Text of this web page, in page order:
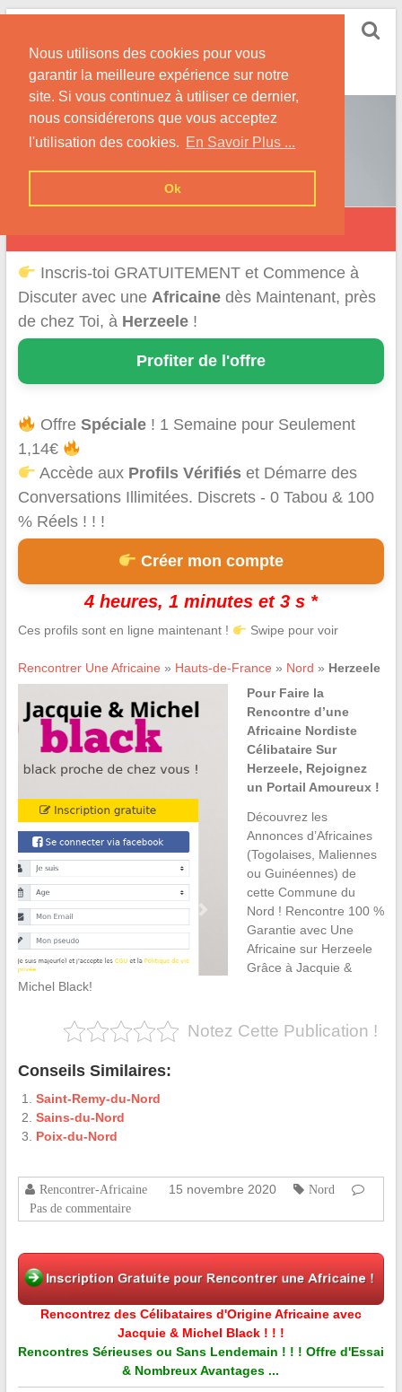
Nous utilisons des cookies pour vous
garantir la meilleure expérience sur notre
site. Si vous continuez à utiliser ce dernier,
nous considérerons que vous acceptez
l'utilisation des cookies. En Savoir Plus ...
Ok
Skip
content
Conseils et Infos pour la Rencontre d'une Belle
Africaine !
Inscris-toi GRATUITEMENT et Commence à
Discuter avec une Africainedès Maintenant, près
de chez Toi, à Herzeele!
Profiter de l'offre
OffreSpéciale ! 1 Semaine pour Seulement
1,14€
Accède aux Profils Vérifiés et Démarre des
Conversations Illimitées. Discrets - 0 Tabou & 100
% Réels ! ! !
Créer mon compte
4 heures, 1 minutes et 3 s *
Ces profils sont en ligne maintenant ! Swipe pour voir
Rencontrer Une Africaine » Hauts-de-France » Nord » Herzeele
Pour Faire la
Rencontre d’une
Africaine Nordiste
Célibataire Sur
Herzeele, Rejoignez
un Portail Amoureux !
Découvrez les
Annonces d’Africaines
(Togolaises, Maliennes
ou Guinéennes) de
cette Commune du
Nord ! Rencontre 100 %
Garantie avec Une
Africaine sur Herzeele
Grâce à Jacquie &
Michel Black!
Notez Cette Publication !
Conseils Similaires:
Saint-Remy-du-Nord
Sains-du-Nord
Poix-du-Nord
Rencontrer-Africaine 15 novembre 2020
Nord
Pas de commentaire
Rencontrez des Célibataires d'Origine Africaine avec
Jacquie & Michel Black ! ! !
Rencontres Sérieuses ou Sans Lendemain ! ! ! Offre d'Essai
& Nombreux Avantages ...